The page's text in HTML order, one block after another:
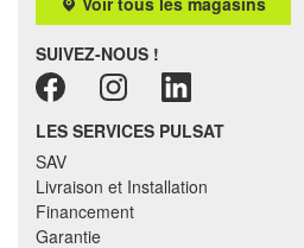
SUIVEZ-NOUS !
LES SERVICES PULSAT
SAV
Livraison et Installation
Financement
Garantie